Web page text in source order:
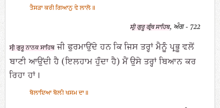
ਤੈਸੜਾ ਕਰੀ ਗਿਆਨੁ ਵੇ ਲਾਲੋ॥
ਸ੍ਰੀ ਗੁਰੂ ਗ੍ਰੰਥ ਸਾਹਿਬ, ਅੰਗ - 722
ਸ੍ਰੀ ਗੁਰੂ ਨਾਨਕ ਸਾਹਿਬ ਜੀ ਫੁਰਮਾਉਂਦੇ ਹਨ ਕਿ ਜਿਸ ਤਰ੍ਹਾਂ ਮੈਨੂੰ ਪ੍ਰਭੂ ਵਲੋਂ
ਬਾਣੀ ਆਉਂਦੀ ਹੈ (ਇਲਹਾਮ ਹੁੰਦਾ ਹੈ) ਮੈਂ ਉਸੇ ਤਰ੍ਹਾਂ ਬਿਆਨ ਕਰ
ਰਿਹਾ ਹਾਂ।
ਬੋਲਾਇਆ ਬੋਲੀ ਖਸਮ ਦਾ॥